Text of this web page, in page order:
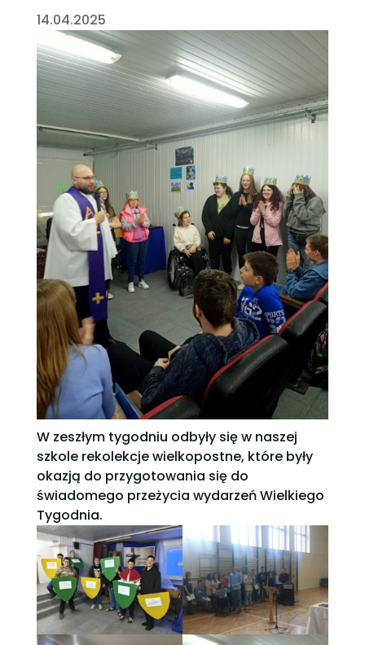
14.04.2025
W zeszłym tygodniu odbyły się w naszej
szkole rekolekcje wielkopostne, które były
okazją do przygotowania się do
świadomego przeżycia wydarzeń Wielkiego
Tygodnia.